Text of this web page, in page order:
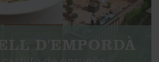
D'EMPORDÀ